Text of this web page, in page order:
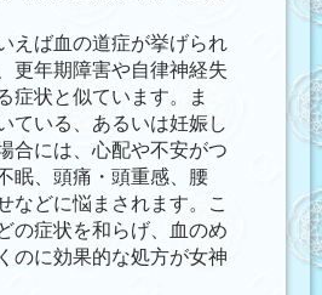
えば血の道症が挙げられ
更年期障害や自律神経失
症状と似ています。ま
ている、あるいは妊娠し
合には、心配や不安がつ
眠、頭痛・頭重感、腰
などに悩まされます。こ
の症状を和らげ、血のめ
のに効果的な処方が女神